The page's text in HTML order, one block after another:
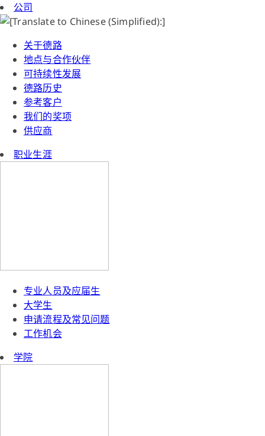
公司
关于德路
地点与合作伙伴
可持续性发展
德路历史
参考客户
我们的奖项
供应商
职业生涯
专业人员及应届生
大学生
申请流程及常见问题
工作机会
学院